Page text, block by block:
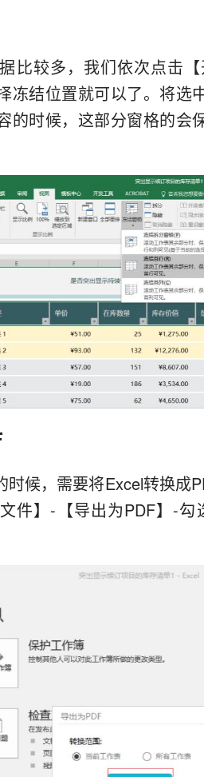
比较多，我们依次点击
冻结位置就可以了。将
的时候，这部分窗格的会
时候，需要将Excel转换成
件】-【导出为PDF】-